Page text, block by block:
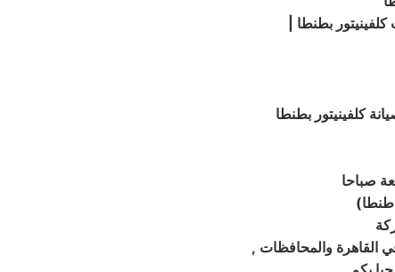
بطنطا
كلفينيتور بطنطا
صباحا
طنطا)
القاهرة والمحافظات